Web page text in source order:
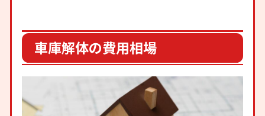
車庫解体の費用相場